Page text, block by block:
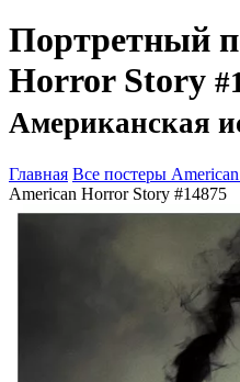
Портретный
Horror Story
Американская
Главная Все постеры
American Horror Story #14875